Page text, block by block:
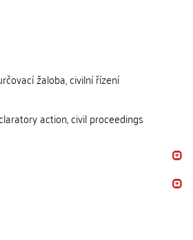
žaloba, civilní řízení
action, civil proceedings